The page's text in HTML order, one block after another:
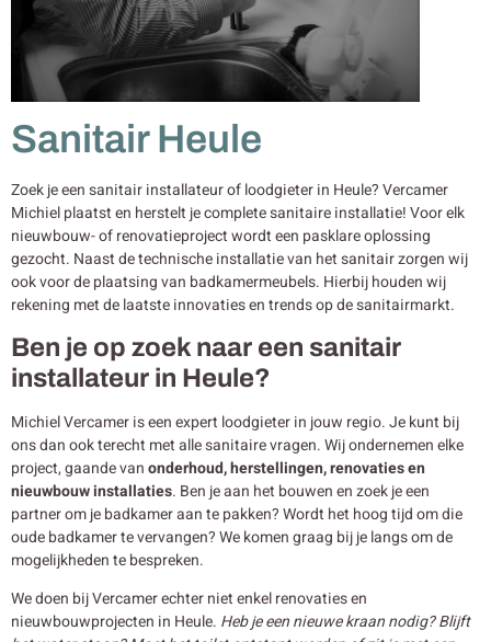
Sanitair Heule
Zoek je een sanitair installateur of loodgieter in Heule? Vercamer
Michiel plaatst en herstelt je complete sanitaire installatie! Voor elk
nieuwbouw- of renovatieproject wordt een pasklare oplossing
gezocht. Naast de technische installatie van het sanitair zorgen wij
ook voor de plaatsing van badkamermeubels. Hierbij houden wij
rekening met de laatste innovaties en trends op de sanitairmarkt.
Ben je op zoek naar een sanitair
installateur in Heule?
Michiel Vercamer is een expert loodgieter in jouw regio. Je kunt bij
ons dan ook terecht met alle sanitaire vragen. Wij ondernemen elke
project, gaande vanonderhoud, herstellingen, renovaties en
nieuwbouwinstallaties. Ben je aan het bouwen en zoek je een
partner om je badkamer aan te pakken? Wordt het hoog tijd om die
oude badkamer te vervangen? We komen graag bij je langs om de
mogelijkheden te bespreken.
We doen bij Vercamer echter niet enkel renovaties en
nieuwbouwprojecten in Heule. Heb je een nieuwe kraan nodig? Blijft